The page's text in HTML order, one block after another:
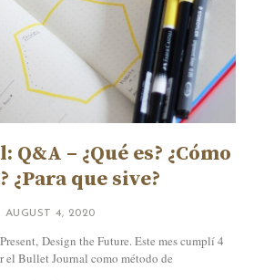
– ¿Qué es? ¿Cómo
¿Para que sive?
AUGUST 4, 2020
Design the Future. Este mes cumplí 4
el Bullet Journal como método de